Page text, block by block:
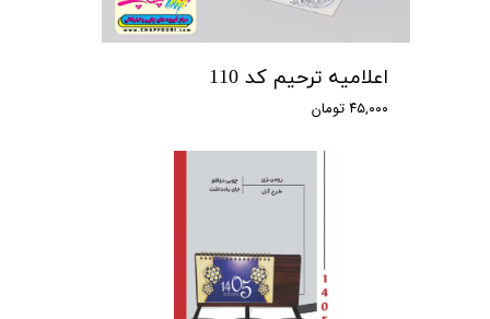
اعلامیه ترحیم کد 110
۴۵,۰۰۰ تومان